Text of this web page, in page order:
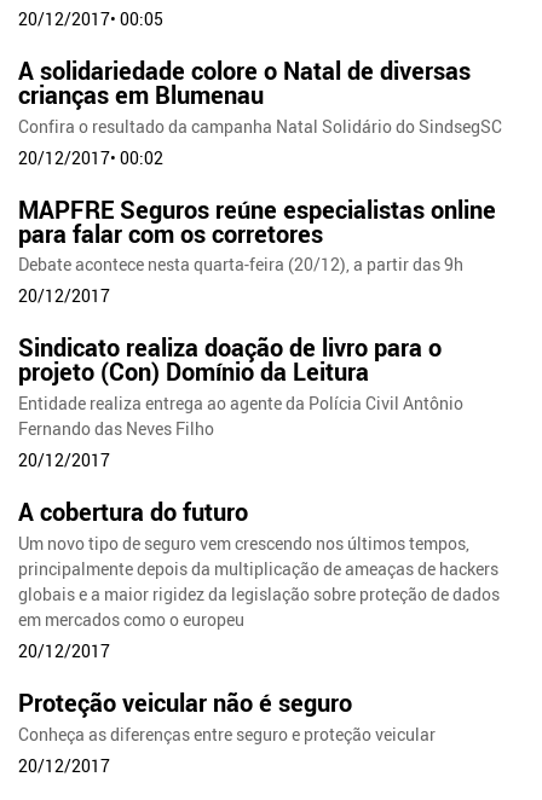
20/12/2017• 00:05
A solidariedade colore o Natal de diversas
crianças em Blumenau
Confira o resultado da campanha Natal Solidário do SindsegSC
20/12/2017• 00:02
MAPFRE Seguros reúne especialistas online
para falar com os corretores
Debate acontece nesta quarta-feira (20/12), a partir das 9h
20/12/2017
Sindicato realiza doação de livro para o
projeto (Con) Domínio da Leitura
Entidade realiza entrega ao agente da Polícia Civil Antônio
Fernando das Neves Filho
20/12/2017
A cobertura do futuro
Um novo tipo de seguro vem crescendo nos últimos tempos,
principalmente depois da multiplicação de ameaças de hackers
globais e a maior rigidez da legislação sobre proteção de dados
em mercados como o europeu
20/12/2017
Proteção veicular não é seguro
Conheça as diferenças entre seguro e proteção veicular
20/12/2017